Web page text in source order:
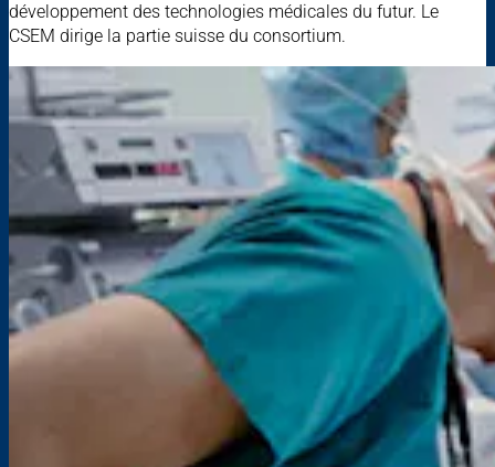
développement des technologies médicales du futur. Le
CSEM dirige la partie suisse du consortium.